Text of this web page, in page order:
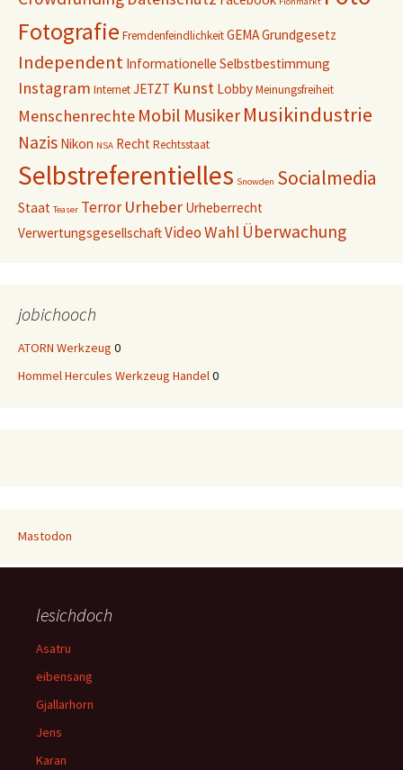
Fotografie FremdenfeindlichkeitGEMAGrundgesetz
Independent Informationelle Selbstbestimmung
Instagram InternetJETZT Kunst LobbyMeinungsfreiheit
Menschenrechte Mobil Musiker Musikindustrie
Nazis Nikon NSA RechtRechtsstaat
Selbstreferentielles Snowden Socialmedia
Staat Teaser Terror Urheber Urheberrecht
VerwertungsgesellschaftVideoWahl Überwachung
jobichooch
ATORN Werkzeug 0
Hommel Hercules Werkzeug Handel0
Mastodon
lesichdoch
Asatru
eibensang
Gjallarhorn
Jens
Karan